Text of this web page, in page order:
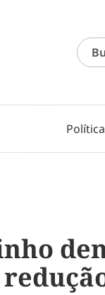
Política